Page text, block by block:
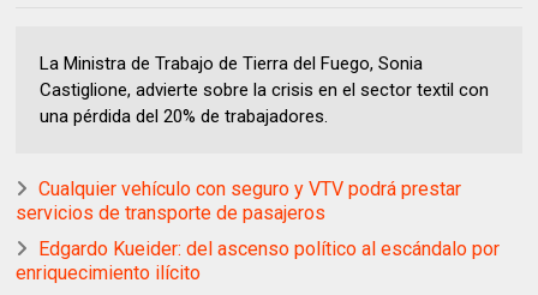
La Ministra de Trabajo de Tierra del Fuego, Sonia
Castiglione, advierte sobre la crisis en el sector textil con
una pérdida del 20% de trabajadores.
Cualquier vehículo con seguro y VTV podrá prestar
servicios de transporte de pasajeros
Edgardo Kueider: del ascenso político al escándalo por
enriquecimiento ilícito